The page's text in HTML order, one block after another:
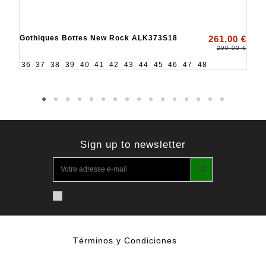
Gothiques Bottes New Rock ALK373S18 261,00 €
290,00 €
36 37 38 39 40 41 42 43 44 45 46 47 48
Sign up to newsletter
Términos y Condiciones